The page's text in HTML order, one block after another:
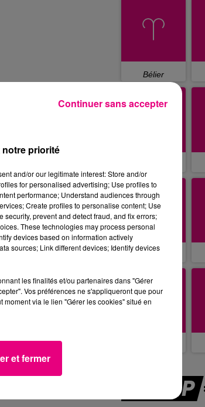
Bélier
LE TOP
notre priorité
and/or our legitimate interest: Store and/or
for personalised advertising; Use profiles to
performance; Understand audiences through
Create profiles to personalise content; Use
prevent and detect fraud, and fix errors;
These technologies may process personal
devices based on information actively
sources; Link different devices; Identify devices
les finalités et/ou partenaires dans "Gérer
Vos préférences ne s'appliqueront que pour
moment via le lien "Gérer les cookies" situé en
et fermer
Continuer sans accepter